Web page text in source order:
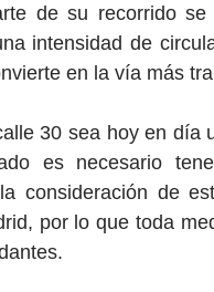
de su recorrido
intensidad de
en la vía más
30 sea hoy en día
es necesario
consideración de
por lo que toda